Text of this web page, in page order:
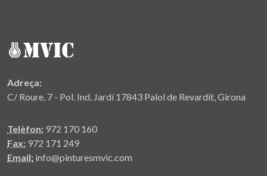
Adreça:
C/ Roure, 7 - Pol. Ind. Jardí 17843 Palol de Revardit, Girona
Telèfon: 972 170 160
Fax: 972 171 249
Email: info@pinturesmvic.com